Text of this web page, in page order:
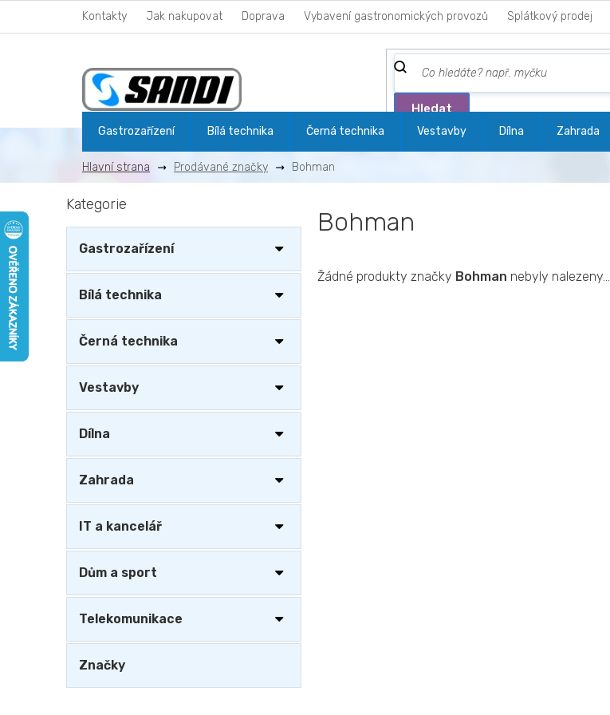
obsah
Kontakty Jak nakupovat Doprava Vybavení gastronomických provozů Splátkový prodej
Hledat
Gastrozařízení Bílá technika Černá technika Vestavby Dílna Zahrada
Prodávané značky Bohman
o
s
a
n
a
Přeskočit
Kategorie
Gastrozařízení
Bílá technika
Černá technika
Vestavby
Dílna
Zahrada
IT a kancelář
Dům a sport
Telekomunikace
Značky
Bohman
Žádné produkty značky Bohman nebyly nalezeny...